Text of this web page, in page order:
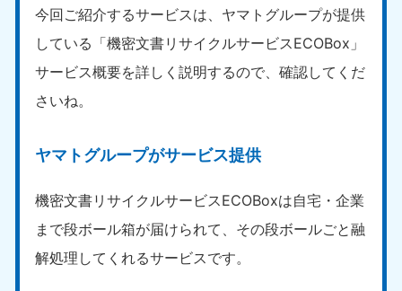
今回ご紹介するサービスは、ヤマトグループが提供
している「機密文書リサイクルサービスECOBox」
サービス概要を詳しく説明するので、確認してくだ
さいね。
ヤマトグループがサービス提供
機密文書リサイクルサービスECOBoxは自宅・企業
まで段ボール箱が届けられて、その段ボールごと融
解処理してくれるサービスです。